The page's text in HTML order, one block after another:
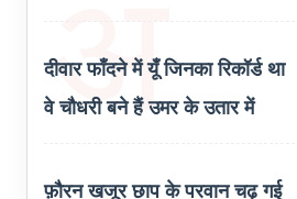
दीवार फाँदने में यूँ जिनका रिकॉर्ड था
वे चौधरी बने हैं उमर के उतार में
फ़ौरन खजूर छाप के परवान चढ़ गई